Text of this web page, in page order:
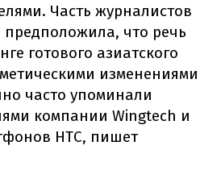
Часть журналистов
предположила, что речь
готового азиатского
изменениями
часто упоминали
компании Wingtech и
HTC, пишет